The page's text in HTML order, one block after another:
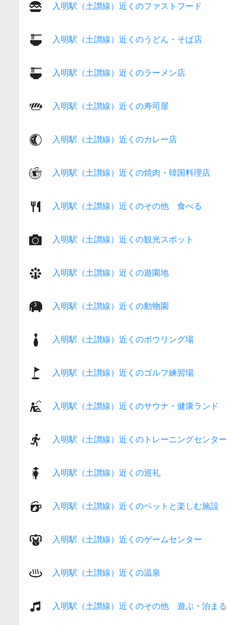
入明駅（土讃線）近くのファストフード
入明駅（土讃線）近くのうどん・そば店
入明駅（土讃線）近くのラーメン店
入明駅（土讃線）近くの寿司屋
入明駅（土讃線）近くのカレー店
入明駅（土讃線）近くの焼肉・韓国料理店
入明駅（土讃線）近くのその他 食べる
入明駅（土讃線）近くの観光スポット
入明駅（土讃線）近くの遊園地
入明駅（土讃線）近くの動物園
入明駅（土讃線）近くのボウリング場
入明駅（土讃線）近くのゴルフ練習場
入明駅（土讃線）近くのサウナ・健康ランド
入明駅（土讃線）近くのトレーニングセンター
入明駅（土讃線）近くの巡礼
入明駅（土讃線）近くのペットと楽しむ施設
入明駅（土讃線）近くのゲームセンター
入明駅（土讃線）近くの温泉
入明駅（土讃線）近くのその他 遊ぶ・泊まる